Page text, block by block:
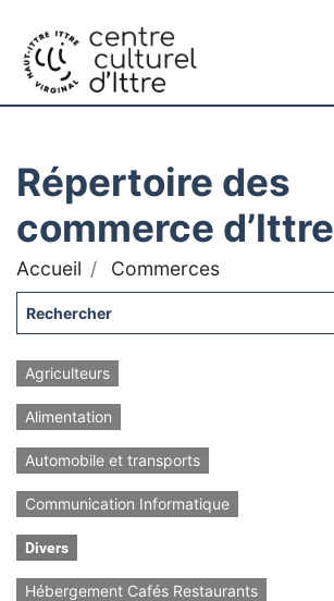
Répertoire des
commerce d’Ittre
Accueil Commerces
Agriculteurs
Alimentation
Automobile et transports
Communication Informatique
Divers
Hébergement Cafés Restaurants